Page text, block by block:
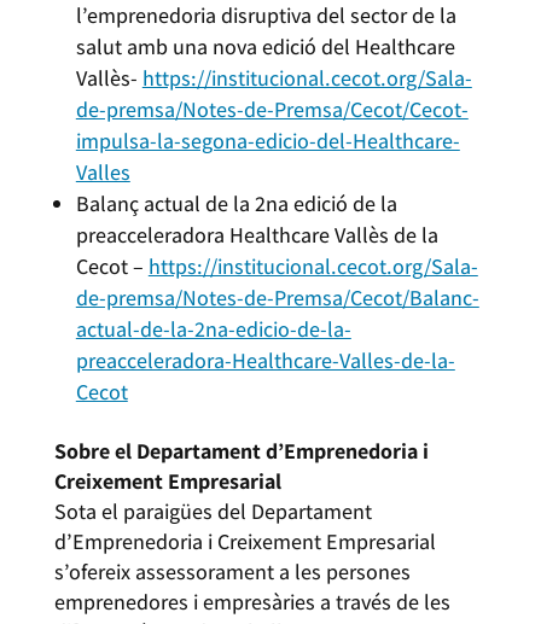
l’emprenedoria disruptiva del sector de la
salut amb una nova edició del Healthcare
Vallès- https://institucional.cecot.org/Sala-
de-premsa/Notes-de-Premsa/Cecot/Cecot-
impulsa-la-segona-edicio-del-Healthcare-
Valles
Balanç actual de la 2na edició de la
preacceleradora Healthcare Vallès de la
Cecot – https://institucional.cecot.org/Sala-
de-premsa/Notes-de-Premsa/Cecot/Balanc-
actual-de-la-2na-edicio-de-la-
preacceleradora-Healthcare-Valles-de-la-
Cecot
Sobre el Departament d’Emprenedoria i
Creixement Empresarial
Sota el paraigües del Departament
d’Emprenedoria i Creixement Empresarial
s’ofereix assessorament a les persones
emprenedores i empresàries a través de les